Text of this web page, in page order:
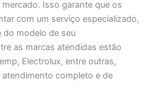
Isso garante que os
com um serviço especializado,
do modelo de seu
as marcas atendidas estão
Electrolux, entre outras,
completo e de